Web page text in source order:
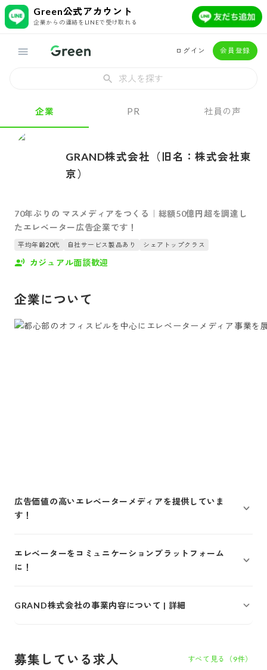
Green公式アカウント
企業からの連絡をLINEで受け取れる
ログイン 会員登録
求人を探す
企業 PR 社員の声
GRAND株式会社（旧名：株式会社東
京）
70年ぶりの マスメディアをつくる｜総額50億円超を調達し
たエレベーター広告企業です！
平均年齢20代 自社サービス製品あり シェアトップクラス
カジュアル面談歓迎
企業について
広告価値の高いエレベーターメディアを提供していま
す！
エレベーターをコミュニケーションプラットフォーム
に！
GRAND株式会社の事業内容について | 詳細
募集している求人 すべて見る（ 9件）